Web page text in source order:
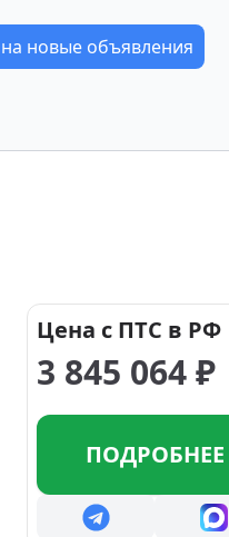
новые объявления
Цена с ПТС в РФ
3 845 064₽
ПОДРОБНЕЕ